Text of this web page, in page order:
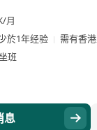
月
於1年经验
需有香
班
息